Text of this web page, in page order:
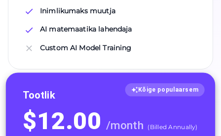
Inimlikumaks muutja
AI matemaatika lahendaja
Custom AI Model Training
Kõige populaarsem
Tootlik
$12.00 /month (Billed Annually)